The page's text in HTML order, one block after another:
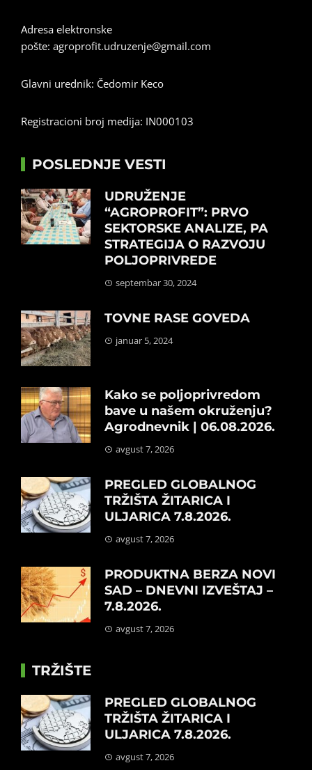
Adresa elektronske
pošte: agroprofit.udruzenje@gmail.com
Glavni urednik: Čedomir Keco
Registracioni broj medija: IN000103
POSLEDNJE VESTI
UDRUŽENJE
“AGROPROFIT”: PRVO
SEKTORSKE ANALIZE, PA
STRATEGIJA O RAZVOJU
POLJOPRIVREDE
septembar 30, 2024
TOVNE RASE GOVEDA
januar 5, 2024
Kako se poljoprivredom
bave u našem okruženju?
Agrodnevnik | 06.08.2026.
avgust 7, 2026
PREGLED GLOBALNOG
TRŽIŠTA ŽITARICA I
ULJARICA 7.8.2026.
avgust 7, 2026
PRODUKTNA BERZA NOVI
SAD – DNEVNI IZVEŠTAJ –
7.8.2026.
avgust 7, 2026
TRŽIŠTE
PREGLED GLOBALNOG
TRŽIŠTA ŽITARICA I
ULJARICA 7.8.2026.
avgust 7, 2026